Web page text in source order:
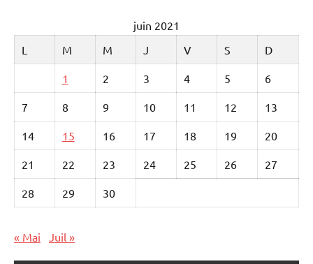
juin 2021
L
M M J V S D
1 2 3 4 5 6
7 8 9 10 11 12 13
14 15 16 17 18 19 20
21 22 23 24 25 26 27
28 29 30
« Mai Juil »